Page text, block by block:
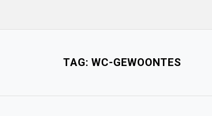
TAG: WC-GEWOONTES